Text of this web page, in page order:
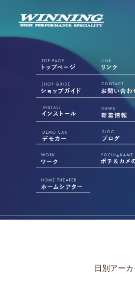
日別アー